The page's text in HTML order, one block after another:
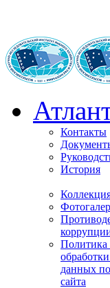
Контакты
История
Политика
данных
сайта